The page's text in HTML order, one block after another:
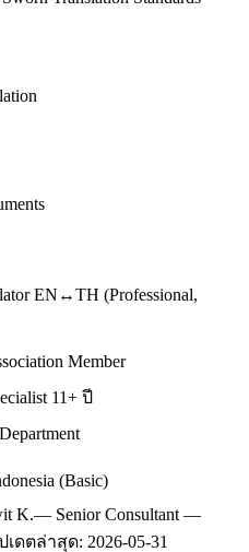
EN↔TH (Professional,
Member
11+ ปี
(Basic)
K.— Senior Consultant —
เดตล่าสุด: 2026-05-31